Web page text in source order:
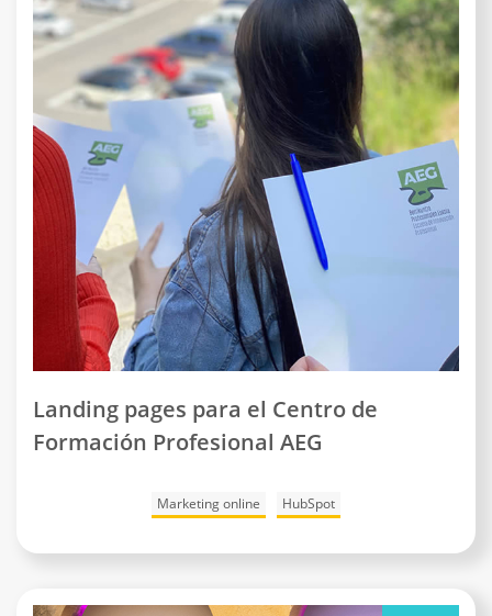
Landing pages para el Centro de
Formación Profesional AEG
Marketing online HubSpot